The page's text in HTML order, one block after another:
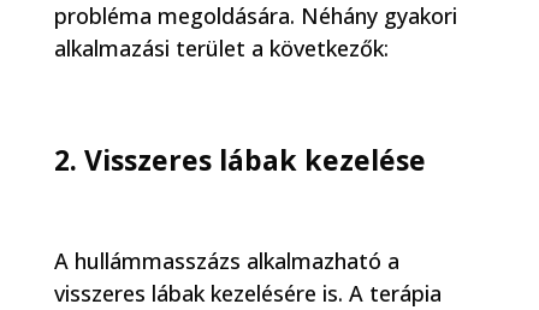
probléma megoldására. Néhány gyakori
alkalmazási terület a következők:
2. Visszeres lábak kezelése
A hullámmasszázs alkalmazható a
visszeres lábak kezelésére is. A terápia